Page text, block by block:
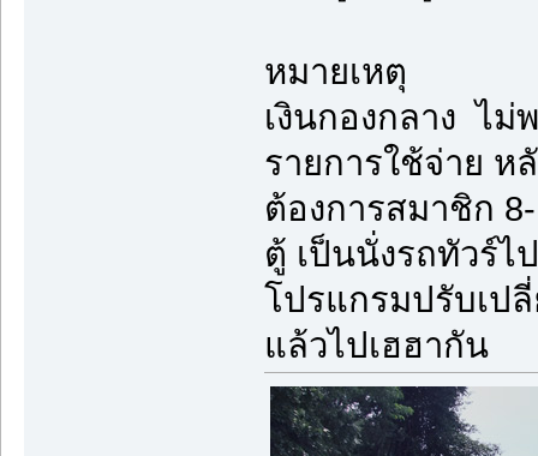
หมายเหตุ
เงินกองกลาง ไม่
รายการใช้จ่าย
ต้องการสมาชิก
ตู้ เป็นนั่งรถทัวร์ไ
โปรแกรมปรับเป
แล้วไปเฮฮากัน